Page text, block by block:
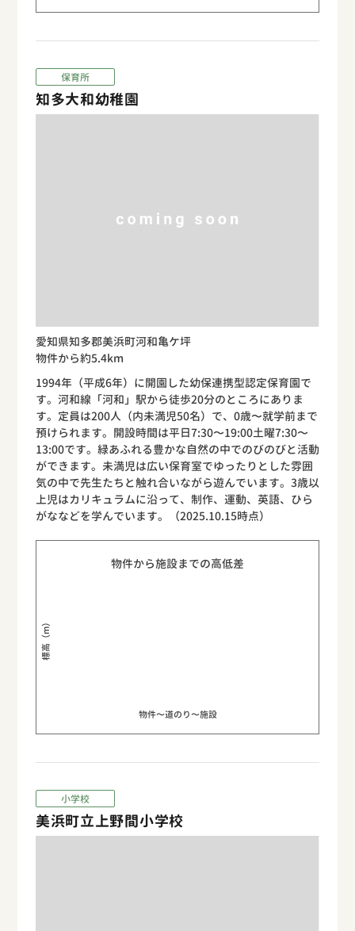
保育所
知多大和幼稚園
愛知県知多郡美浜町河和亀ケ坪
物件から約5.4km
1994年（平成6年）に開園した幼保連携型認定保育園で
す。河和線「河和」駅から徒歩20分のところにありま
す。定員は200人（内未満児50名）で、0歳〜就学前まで
預けられます。開設時間は平日7:30〜19:00土曜7:30〜
13:00です。緑あふれる豊かな自然の中でのびのびと活動
ができます。未満児は広い保育室でゆったりとした雰囲
気の中で先生たちと触れ合いながら遊んでいます。3歳以
上児はカリキュラムに沿って、制作、運動、英語、ひら
がななどを学んでいます。（2025.10.15時点）
物件から施設までの高低差
標高（m）
物件〜道のり〜施設
小学校
美浜町立上野間小学校